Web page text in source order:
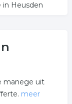
Heusden
manege uit
meer